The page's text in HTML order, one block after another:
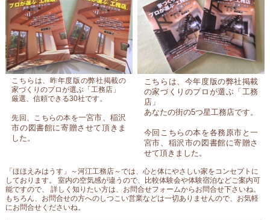
こちらは、昨年度版の弊社掲載の
家づくりのプロが選ぶ「工務店」
厳選、信頼できる30社です。
先回、こちらの本を一宮市、稲沢
市の図書館に寄贈させて頂きま
した。
こちらは、今年度版の弊社掲載
の家づくりのプロが選ぶ「工務
店」
あなたの街の5つ星工務店です。
今回こちらの本を各務原市と一
宮市、稲沢市の図書館に寄贈さ
せて頂きました。
「ほほえみはうす」～河江工務店～では、心と体にやさしい家をコンセプトに
しております。 室内の空気感が違うので、比較体験会や体験宿泊などご案内可
能ですので、 詳しく知りたい方は、お問合せフォームからお問合せ下さいね。
もちろん、お問合せの方へのしつこい営業などは一切ありませんので、お気軽
にお問合せくださいね。